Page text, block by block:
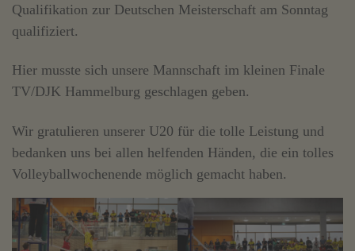
Qualifikation zur Deutschen Meisterschaft am Sonntag
qualifiziert.
Hier musste sich unsere Mannschaft im kleinen Finale
TV/DJK Hammelburg geschlagen geben.
Wir gratulieren unserer U20 für die tolle Leistung und
bedanken uns bei allen helfenden Händen, die ein tolles
Volleyballwochenende möglich gemacht haben.